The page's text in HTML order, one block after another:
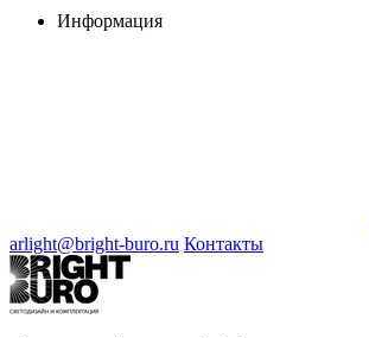
Информация
arlight@bright-buro.ru Контакты